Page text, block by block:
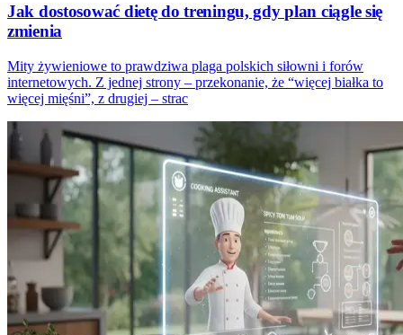
Jak dostosować dietę do treningu, gdy plan ciągle się
zmienia
Mity żywieniowe to prawdziwa plaga polskich siłowni i forów
internetowych. Z jednej strony – przekonanie, że “więcej białka to
więcej mięśni”, z drugiej – strac